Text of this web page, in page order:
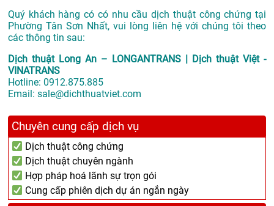
Quý khách hàng có có nhu cầu dịch thuật công chứng tại
Phường Tân Sơn Nhất, vui lòng liên hệ với chúng tôi theo
các thông tin sau:
Dịch thuật Long An – LONGANTRANS | Dịch thuật Việt -
VINATRANS
Hotline: 0912.875.885
Email: sale@dichthuatviet.com
Chuyên cung cấp dịch vụ
Dịch thuật công chứng
Dịch thuật chuyên ngành
Hợp pháp hoá lãnh sự trọn gói
Cung cấp phiên dịch dự án ngắn ngày